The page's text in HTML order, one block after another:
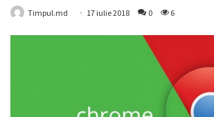
Timpul.md 17 iulie 2018 0 6